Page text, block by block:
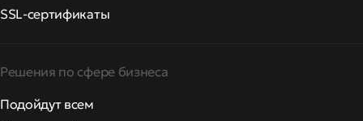
SSL-сертификаты
Решения по сфере бизнеса
Подойдут всем